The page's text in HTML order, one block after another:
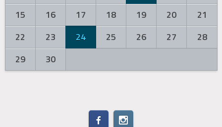
15
16 17 18 19 20
21
22
23 24 25 26 27
28
29
30